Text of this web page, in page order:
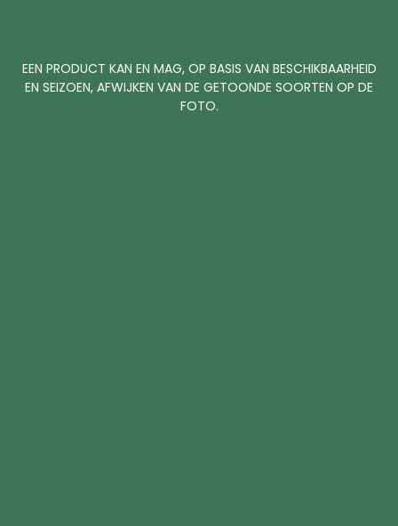
EEN PRODUCT KAN EN MAG, OP BASIS VAN BESCHIKBAARHEID
EN SEIZOEN, AFWIJKEN VAN DE GETOONDE SOORTEN OP DE
FOTO.